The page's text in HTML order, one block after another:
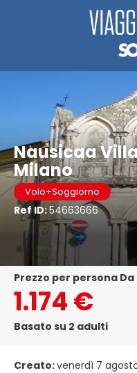
Nausicaa
Milano
Volo+Soggiorno
Ref ID:54663666
Prezzo per persona Da
1.174 €
Basato su 2 adulti
Creato:venerdì 7